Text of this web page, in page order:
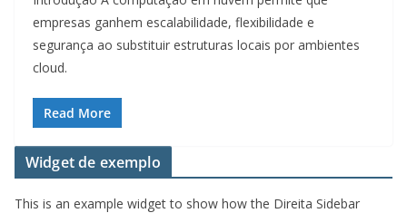
empresas ganhem escalabilidade, flexibilidade e
segurança ao substituir estruturas locais por ambientes
cloud.
Read More
Widget de exemplo
This is an example widget to show how the Direita Sidebar